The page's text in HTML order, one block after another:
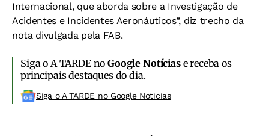
Internacional, que aborda sobre a Investigação de
Acidentes e Incidentes Aeronáuticos”, diz trecho da
nota divulgada pela FAB.
Siga o A TARDE noGoogle Notíciase receba os
principais destaques do dia.
Siga o A TARDE no Google Noticias